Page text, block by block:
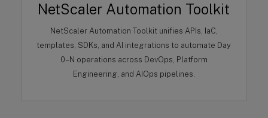
NetScaler Automation Toolkit
NetScaler Automation Toolkit unifies APIs, IaC,
templates, SDKs, and AI integrations to automate Day
0–N operations across DevOps, Platform
Engineering, and AIOps pipelines.